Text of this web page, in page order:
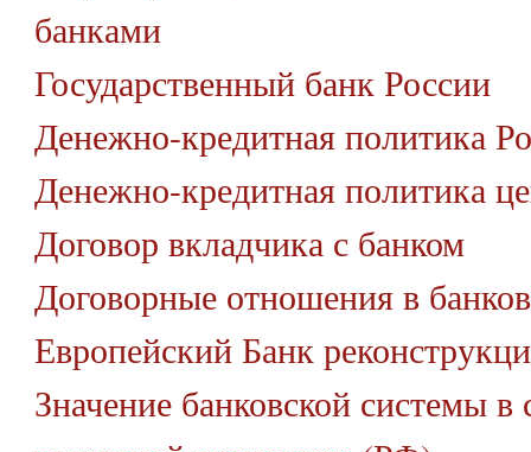
банками
Государственный банк России
Денежно-кредитная политика
Денежно-кредитная политика
Договор вкладчика с банком
Договорные отношения в
Европейский Банк
Значение банковской системы в